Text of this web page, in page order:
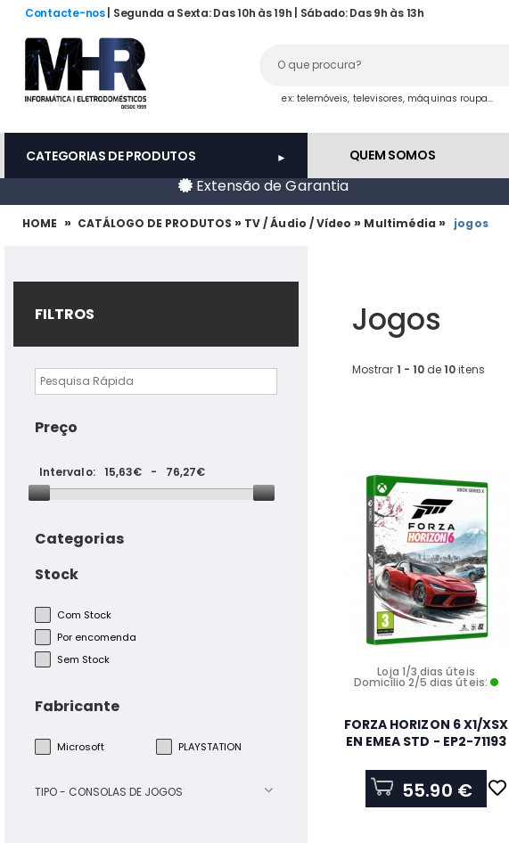
Contacte-nos | Segunda a Sexta: Das 10h às 19h | Sábado: Das 9h às 13h
ex: telemóveis, televisores, máquinas roupa...
CATEGORIAS DE PRODUTOS QUEM SOMOS
Extensão de Garantia
HOME » CATÁLOGO DE PRODUTOS » TV / Áudio / Vídeo » Multimédia » jogos
FILTROS
Preço
Intervalo: 15,63€ - 76,27€
Categorias
Stock
Com Stock
Por encomenda
Sem Stock
Fabricante
Microsoft PLAYSTATION
TIPO - CONSOLAS DE JOGOS
Control 6300W Vidro Preto
Jogos
Mostrar 1 - 10de10itens
Loja 1/3 dias úteis
Domicílio 2/5 dias úteis:
FORZA HORIZON 6 X1/XSX
EN EMEA STD - EP2-71193
55.90 €